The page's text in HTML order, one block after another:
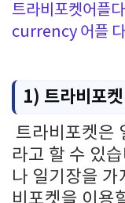
트라비포켓어플
currency 어플 다
1) 트라비포켓
트라비포켓은
라고 할 수 있
나 일기장을